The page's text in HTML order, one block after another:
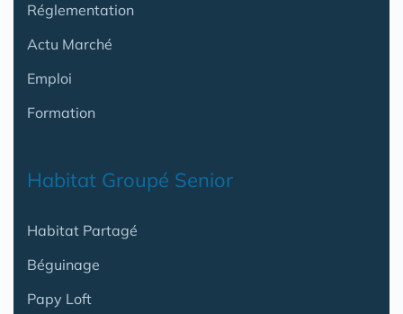
Réglementation
Actu Marché
Emploi
Formation
Habitat Groupé Senior
Habitat Partagé
Béguinage
Papy Loft